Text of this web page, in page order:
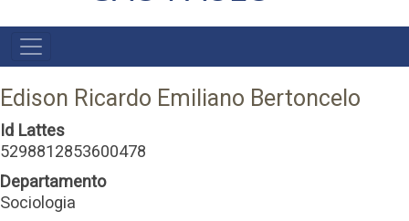
NAVEGADOR
PRINCIPAL
Edison Ricardo Emiliano Bertoncelo
Id Lattes
5298812853600478
Departamento
Sociologia